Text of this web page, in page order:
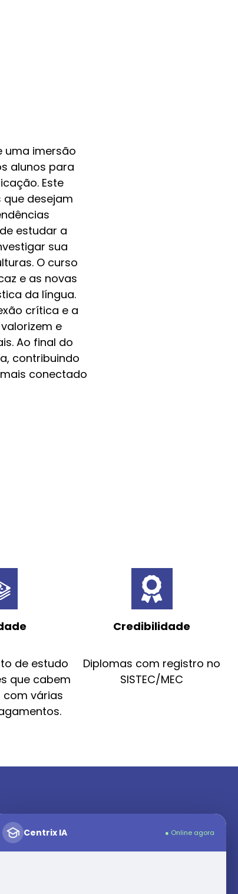
uma imersão
alunos para
Este
desejam
estudar a
sua
O curso
e as novas
da língua.
crítica e a
e
Ao final do
contribuindo
conectado
de estudo
que cabem
com várias
Credibilidade
Diplomas com registro no
SISTEC/MEC
Centrix IA ● Online agora